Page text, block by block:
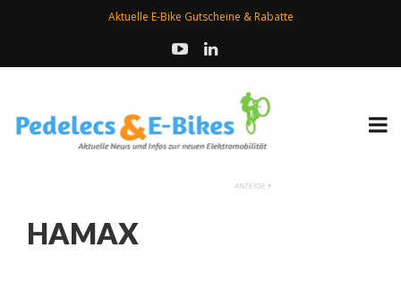
Aktuelle E-Bike Gutscheine & Rabatte
HAMAX